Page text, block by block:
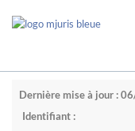
Dernière mise à jour :
Identifiant :